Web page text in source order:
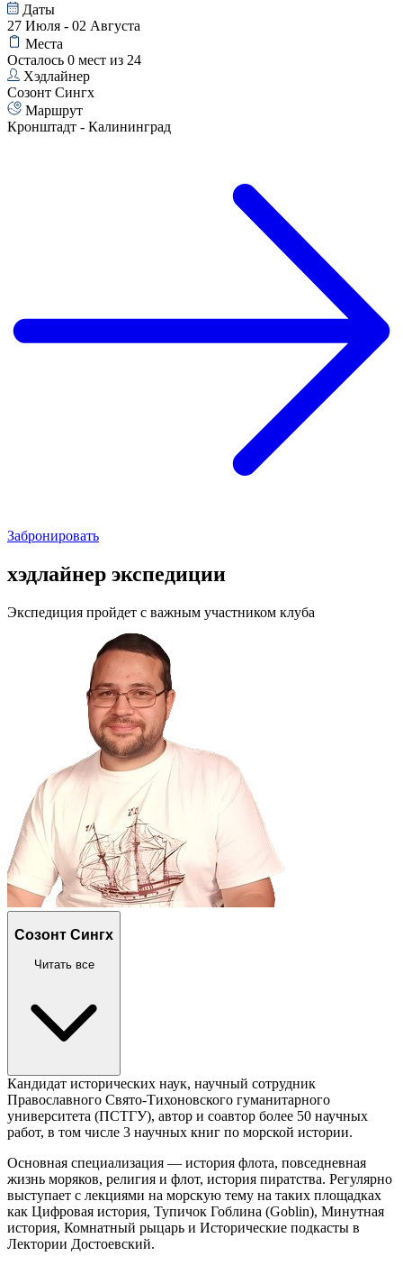
Даты
27 Июля - 02 Августа
Места
Осталось 0 мест из 24
Хэдлайнер
Созонт Сингх
Маршрут
Кронштадт - Калининград
Забронировать
хэдлайнер экспедиции
Экспедиция пройдет с важным участником клуба
Созонт Сингх
Читать все
Кандидат исторических наук, научный сотрудник
Православного Свято-Тихоновского гуманитарного
университета (ПСТГУ), автор и соавтор более 50 научных
работ, в том числе 3 научных книг по морской истории.
Основная специализация — история флота, повседневная
жизнь моряков, религия и флот, история пиратства. Регулярно
выступает с лекциями на морскую тему на таких площадках
как Цифровая история, Тупичок Гоблина (Goblin), Минутная
история, Комнатный рыцарь и Исторические подкасты в
Лектории Достоевский.